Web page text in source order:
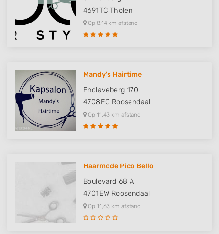
4691TC Tholen
Op 8,14 km afstand
Mandy's Hairtime
Enclaveberg 170
4708EC Roosendaal
Op 11,43 km afstand
Haarmode Pico Bello
Boulevard 68 A
4701EW Roosendaal
Op 11,63 km afstand